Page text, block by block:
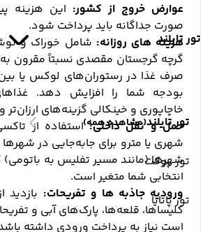
تور تایلند
تور تایلند(مشاهده همه)
تور پوکت
تور پاتایا
عوارض خروج از کشور: این هزینه
صورت جداگانه باید پرداخت شود.
هزینه‌ های روزانه: شامل خوراک و
گرچه گرجستان مقصدی نسبتاً مقرون‌
صرف غذا در رستوران‌های لوکس یا
بودجه شما را افزایش دهد.
خاچاپوری و خینکالی گزینه‌های
حمل و نقل داخلی:استفاده از
شهری یا مترو برای جابه‌جایی در
شهرها (مانند مسیر تفلیس به
انتخابی شما متغیر است.
ورودیه جاذبه‌ ها و تفریحات: بازدید
کلیساها، قلعه‌ها، پارک‌های آبی و
است نیاز به پرداخت ورودی داشته